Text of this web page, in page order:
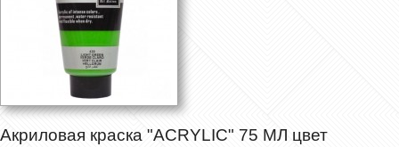
Акриловая краска "ACRYLIC" 75 МЛ цвет